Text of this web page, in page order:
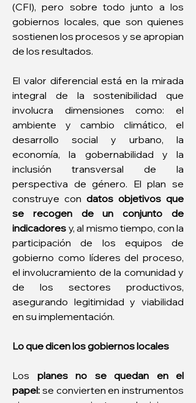
(CFI), pero sobre todo junto a los
gobiernos locales, que son quienes
sostienen los procesos y se apropian
de los resultados.
El valor diferencial está en la mirada
integral de la sostenibilidad que
involucra dimensiones como: el
ambiente y cambio climático, el
desarrollo social y urbano, la
economía, la gobernabilidad y la
inclusión transversal de la
perspectiva de género. El plan se
construye con datos objetivos que
se recogen de un conjunto de
indicadores y, al mismo tiempo, con la
participación de los equipos de
gobierno como líderes del proceso,
el involucramiento de la comunidad y
de los sectores productivos,
asegurando legitimidad y viabilidad
en su implementación.
Lo que dicen los gobiernos locales
Los planes no se quedan en el
papel: se convierten en instrumentos